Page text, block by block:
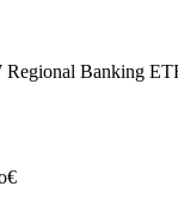
Banking
€